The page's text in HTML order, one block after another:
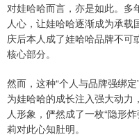
对娃哈哈而言，亦是如此。多
人心，让娃哈哈逐渐成为承
庆后本人成了娃哈哈品牌不可
核心部分。
然而，这种“个人与品牌强绑
为娃哈哈的成长注入强大动
人形象，俨然成了一枚“隐形
莉对此心知肚明。